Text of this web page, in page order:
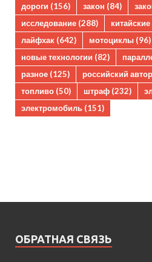
дороги (156) закон (84)
исследование (288)
лайфхак (642) мотоциклы (96)
новые технологии (82)
разное (125) российский
топливо (50) штраф (232)
электромобиль (151)
ОБРАТНАЯ СВЯЗЬ